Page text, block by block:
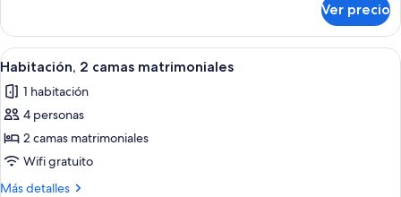
size
(Moose
Lodge)
2
camas
Queen
(Moose
Lodge)
Ver precio
Abrir
todas
las
fotos
de
Habitación,
2
Habitación de hotel con dos camas,
9
Habitación, 2 camas matrimoniales
1 habitación
4 personas
2 camas matrimoniales
Wifi gratuito
Más detalles
Más